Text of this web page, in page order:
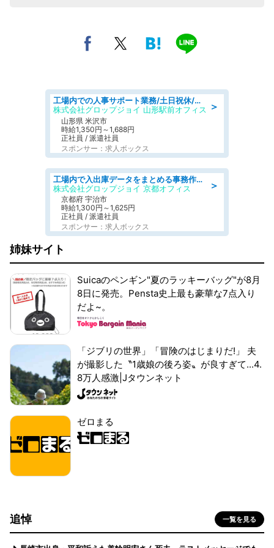
＞
工場内での人事サポート業務/土日祝休/簡単/未経験歓迎/交通費支給/社員登用実績
株式会社グロップジョイ 山形駅前オフィス
山形県 米沢市
時給1,350円～1,688円
正社員 / 派遣社員
スポンサー：求人ボックス
＞
工場内で入出庫データをまとめる事務作業/車通勤OK/交通費支給/食堂あり
株式会社グロップジョイ 京都オフィス
京都府 宇治市
時給1,300円～1,625円
正社員 / 派遣社員
スポンサー：求人ボックス
姉妹サイト
Suicaのペンギン"夏のラッキーバッグ"が8月
8日に発売。Pensta史上最も豪華な7点入り
だよ~。
「ジブリの世界」「冒険のはじまりだ!」 夫
が撮影した〝1歳娘の後ろ姿〟が良すぎて...4.
8万人感激|Jタウンネット
ゼロまる
追悼 一覧を見る